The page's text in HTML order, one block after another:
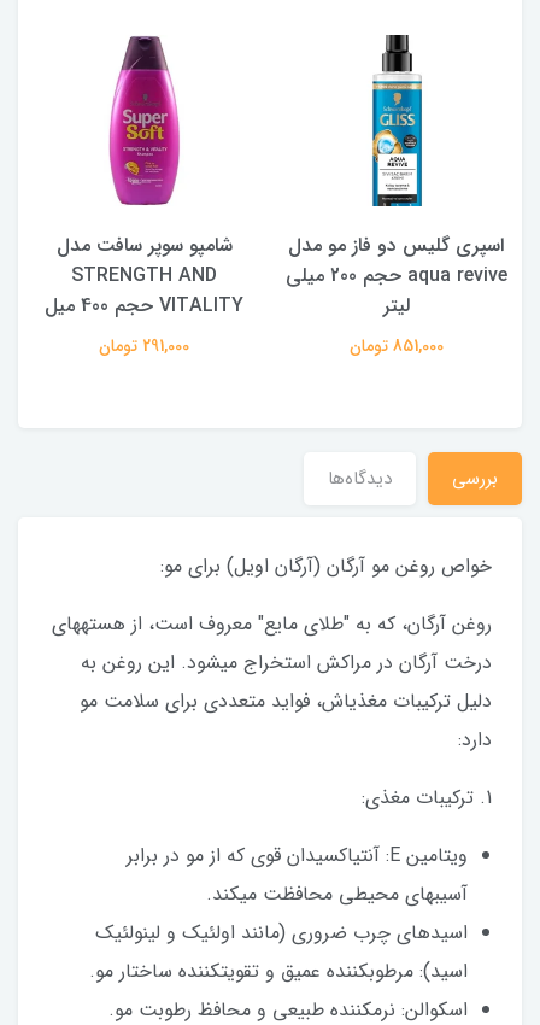
اسپری گلیس دو فاز مو مدل
aqua revive حجم 200 میلی
لیتر
851,000 تومان
شامپو سوپر سافت مدل
STRENGTH AND
VITALITY حجم 400 میل
291,000 تومان
بررسی دیدگاه‌ها
خواص روغن مو آرگان (آرگان اویل) برای مو:
روغن آرگان، که به "طلای مایع" معروف است، از هستههای
درخت آرگان در مراکش استخراج میشود. این روغن به
دلیل ترکیبات مغذیاش، فواید متعددی برای سلامت مو
دارد:
1. ترکیبات مغذی:
ویتامین E: آنتیاکسیدان قوی که از مو در برابر
آسیبهای محیطی محافظت میکند.
اسیدهای چرب ضروری (مانند اولئیک و لینولئیک
اسید): مرطوبکننده عمیق و تقویتکننده ساختار مو.
اسکوالن: نرمکننده طبیعی و محافظ رطوبت مو.